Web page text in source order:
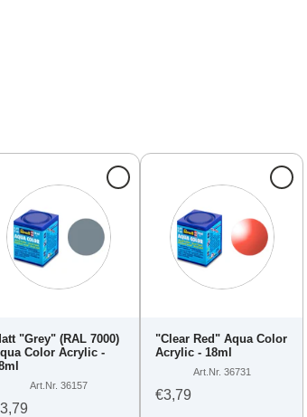
"Grey" (RAL 7000)
Color Acrylic -
Art.Nr. 36157
"Clear Red" Aqua Color
Acrylic - 18ml
Art.Nr. 36731
€3,79